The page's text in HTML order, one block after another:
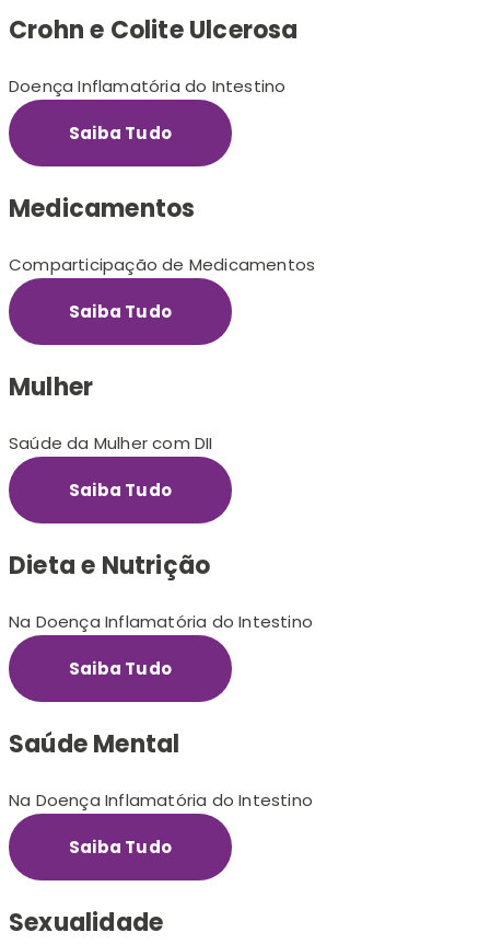
Crohn e Colite Ulcerosa
Doença Inflamatória do Intestino
Saiba Tudo
Medicamentos
Comparticipação de Medicamentos
Saiba Tudo
Mulher
Saúde da Mulher com DII
Saiba Tudo
Dieta e Nutrição
Na Doença Inflamatória do Intestino
Saiba Tudo
Saúde Mental
Na Doença Inflamatória do Intestino
Saiba Tudo
Sexualidade